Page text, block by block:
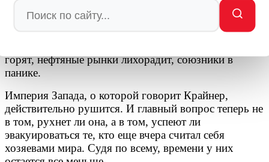
это не просто очередной виток конфликта. Это
исторический перелом. США ввязались в войну,
горят, нефтяные рынки лихорадит, союзники в
панике.
Империя Запада, о которой говорит Крайнер,
действительно рушится. И главный вопрос теперь не
в том, рухнет ли она, а в том, успеют ли
эвакуироваться те, кто еще вчера считал себя
хозяевами мира. Судя по всему, времени у них